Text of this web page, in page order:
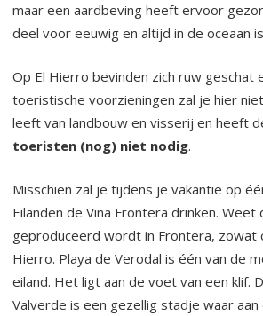
maar een aardbeving heeft ervoor
deel voor eeuwig en altijd in de oceaan
Op El Hierro bevinden zich ruw geschat
toeristische voorzieningen zal je hier
leeft van landbouw en visserij en heeft
toeristen (nog) niet nodig.
Misschien zal je tijdens je vakantie op
Eilanden de Vina Frontera drinken. Weet
geproduceerd wordt in Frontera, zowat
Hierro. Playa de Verodal is één van de
eiland. Het ligt aan de voet van een klif.
Valverde is een gezellig stadje waar